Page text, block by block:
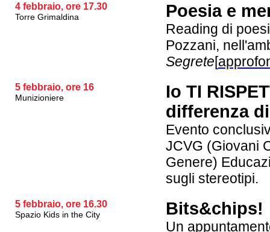
4 febbraio, ore 17.30
Torre Grimaldina Poesia e
Reading di
Pozzani,
Segrete[
5 febbraio, ore 16
Munizioniere
Io TI
differenza
Evento
JCVG (Giovani
Genere)
sugli stereotipi.
5 febbraio, ore 16.30
Spazio Kids in the City Bits&chips!
Un